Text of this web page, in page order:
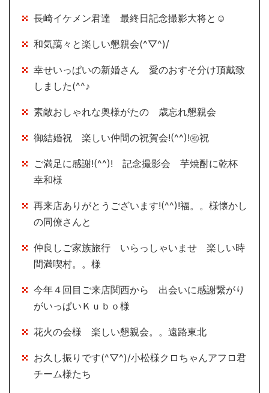
長崎イケメン君達 最終日記念撮影大将と☺
和気藹々と楽しい懇親会(^▽^)/
幸せいっぱいの新婚さん 愛のおすそ分け頂戴致
しました(^^♪
素敵おしゃれな奥様がたの 歳忘れ懇親会
御結婚祝 楽しい仲間の祝賀会!(^^)!㊗祝
ご満足に感謝!(^^)! 記念撮影会 芋焼酎に乾杯
幸和様
再来店ありがとうございます!(^^)!福。。様懐かし
の同僚さんと
仲良しご家族旅行 いらっしゃいませ 楽しい時
間満喫村。。様
今年４回目ご来店関西から 出会いに感謝繋がり
がいっぱいＫｕｂｏ様
花火の会様 楽しい懇親会。。遠路東北
お久し振りです(^▽^)/小松様クロちゃんアフロ君
チーム様たち